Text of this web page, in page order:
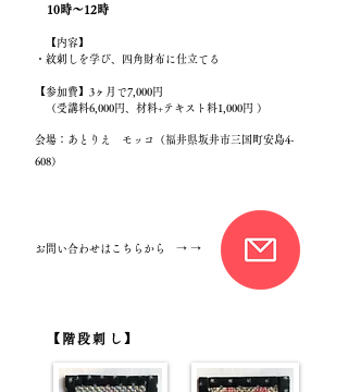
10時～12時
【内容】
・紋刺しを学び、四角財布に仕立てる
【参加費】3ヶ月で7,000円
（受講料6,000円、材料+テキスト料1,000円 ）
​会場：あとりえ モッコ（福井県坂井市三国町安島4-
608）
お問い合わせはこちらから → →
【階段刺し】